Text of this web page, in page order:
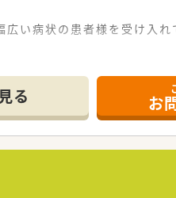
い病状の患者様を受け入れ
変綺麗です。
時の食事やリフレッシュに
メインとなります。
る お